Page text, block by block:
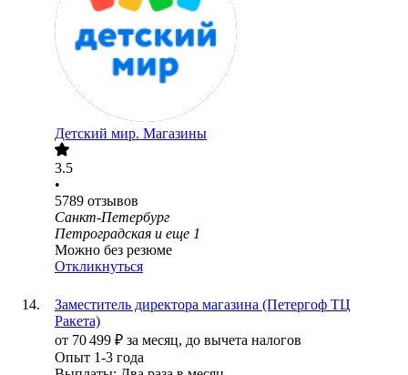
Детский мир. Магазины
3.5
•
5789 отзывов
Санкт-Петербург
Петроградская и еще 1
Можно без резюме
Откликнуться
Заместитель директора магазина (Петергоф ТЦ
Ракета)
от 70 499 ₽ за месяц, до вычета налогов
Опыт 1-3 года